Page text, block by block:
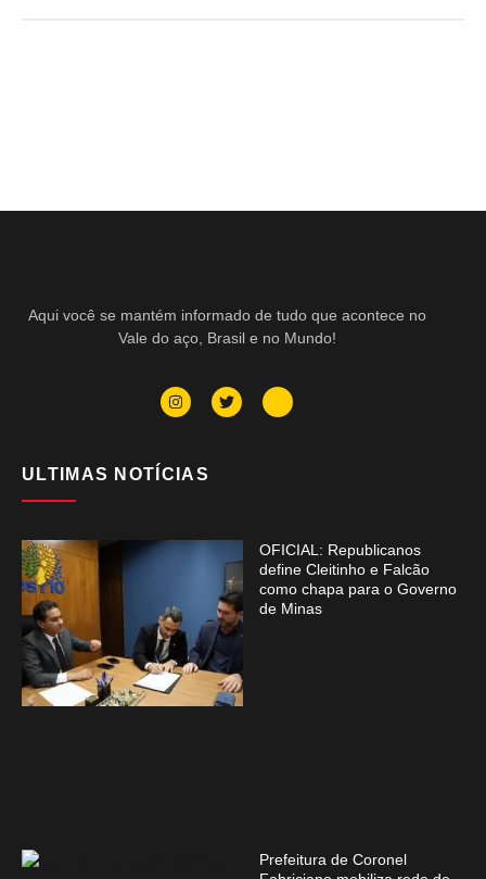
Aqui você se mantém informado de tudo que acontece no
Vale do aço, Brasil e no Mundo!
ULTIMAS NOTÍCIAS
OFICIAL: Republicanos
define Cleitinho e Falcão
como chapa para o Governo
de Minas
Prefeitura de Coronel